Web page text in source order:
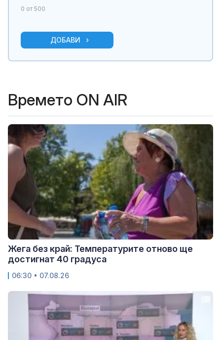
0 от 500
ДОБАВИ
Времето ON AIR
Жега без край: Температурите отново ще
достигнат 40 градуса
06:30 • 07.08.26